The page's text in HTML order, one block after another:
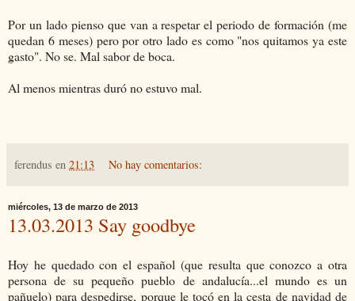
Por un lado pienso que van a respetar el periodo de formación (me
quedan 6 meses) pero por otro lado es como "nos quitamos ya este
gasto". No se. Mal sabor de boca.
Al menos mientras duró no estuvo mal.
ferendus en 21:13 No hay comentarios:
miércoles, 13 de marzo de 2013
13.03.2013 Say goodbye
Hoy he quedado con el español (que resulta que conozco a otra
persona de su pequeño pueblo de andalucía...el mundo es un
pañuelo) para despedirse, porque le tocó en la cesta de navidad de